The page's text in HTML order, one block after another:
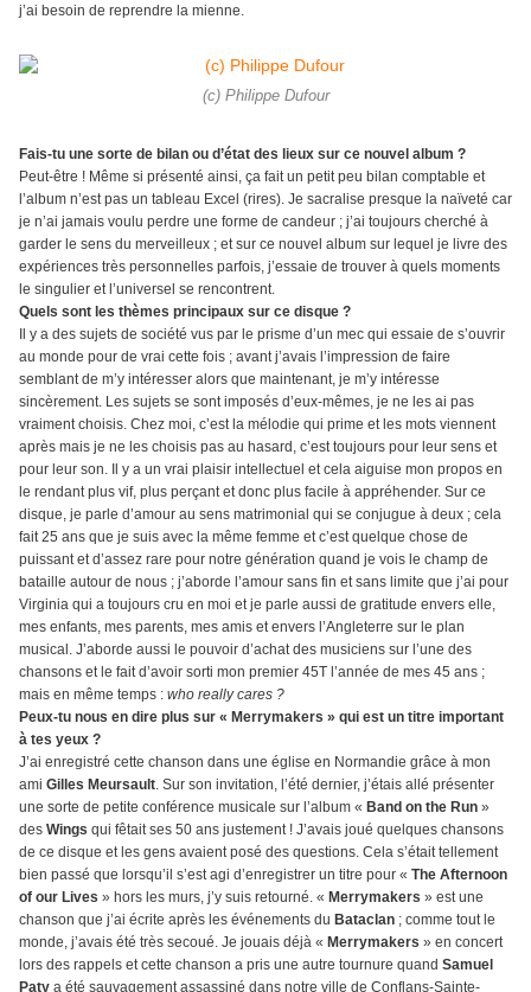
j’ai besoin de reprendre la mienne.
(c) Philippe Dufour
Fais-tu une sorte de bilan ou d’état des lieux sur ce nouvel album ?
Peut-être ! Même si présenté ainsi, ça fait un petit peu bilan comptable et
l’album n’est pas un tableau Excel (rires). Je sacralise presque la naïveté car
je n’ai jamais voulu perdre une forme de candeur ; j’ai toujours cherché à
garder le sens du merveilleux ; et sur ce nouvel album sur lequel je livre des
expériences très personnelles parfois, j’essaie de trouver à quels moments
le singulier et l’universel se rencontrent.
Quels sont les thèmes principaux sur ce disque ?
Il y a des sujets de société vus par le prisme d’un mec qui essaie de s’ouvrir
au monde pour de vrai cette fois ; avant j’avais l’impression de faire
semblant de m’y intéresser alors que maintenant, je m’y intéresse
sincèrement. Les sujets se sont imposés d’eux-mêmes, je ne les ai pas
vraiment choisis. Chez moi, c’est la mélodie qui prime et les mots viennent
après mais je ne les choisis pas au hasard, c’est toujours pour leur sens et
pour leur son. Il y a un vrai plaisir intellectuel et cela aiguise mon propos en
le rendant plus vif, plus perçant et donc plus facile à appréhender. Sur ce
disque, je parle d’amour au sens matrimonial qui se conjugue à deux ; cela
fait 25 ans que je suis avec la même femme et c’est quelque chose de
puissant et d’assez rare pour notre génération quand je vois le champ de
bataille autour de nous ; j’aborde l’amour sans fin et sans limite que j’ai pour
Virginia qui a toujours cru en moi et je parle aussi de gratitude envers elle,
mes enfants, mes parents, mes amis et envers l’Angleterre sur le plan
musical. J’aborde aussi le pouvoir d’achat des musiciens sur l’une des
chansons et le fait d’avoir sorti mon premier 45T l’année de mes 45 ans ;
mais en même temps : who really cares ?
Peux-tu nous en dire plus sur « Merrymakers » qui est un titre important
à tes yeux ?
J’ai enregistré cette chanson dans une église en Normandie grâce à mon
ami Gilles Meursault. Sur son invitation, l’été dernier, j’étais allé présenter
une sorte de petite conférence musicale sur l’album « Band on the Run »
des Wings qui fêtait ses 50 ans justement ! J’avais joué quelques chansons
de ce disque et les gens avaient posé des questions. Cela s’était tellement
bien passé que lorsqu’il s’est agi d’enregistrer un titre pour « The Afternoon
of our Lives » hors les murs, j’y suis retourné. « Merrymakers » est une
chanson que j’ai écrite après les événements du Bataclan ; comme tout le
monde, j’avais été très secoué. Je jouais déjà « Merrymakers » en concert
lors des rappels et cette chanson a pris une autre tournure quand Samuel
Paty a été sauvagement assassiné dans notre ville de Conflans-Sainte-